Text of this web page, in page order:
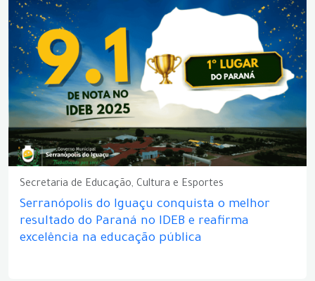
Secretaria de Educação, Cultura e Esportes
Serranópolis do Iguaçu conquista o melhor
resultado do Paraná no IDEB e reafirma
excelência na educação pública